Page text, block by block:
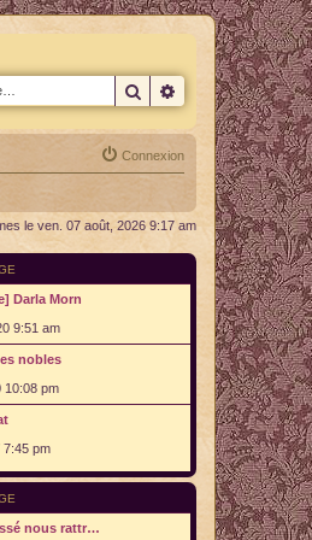
Rechercher
Recherche
Connexion
le ven. 07 août, 2026 9:17 am
Darla Morn
9:51 am
nobles
10:08 pm
7:45 pm
nous rattr…